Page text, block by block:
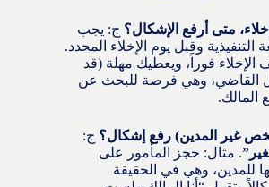
ج: يجب
التنفيذية وقبل يوم الإخلاء المحدد.
الإخلاء فوراً، ويعطيك مهلة (قد
القاضي، وهي فرصة للبحث عن
المالك.
ج:
. مثال: حجز المأمور على
للمدين، وهي في الحقيقة